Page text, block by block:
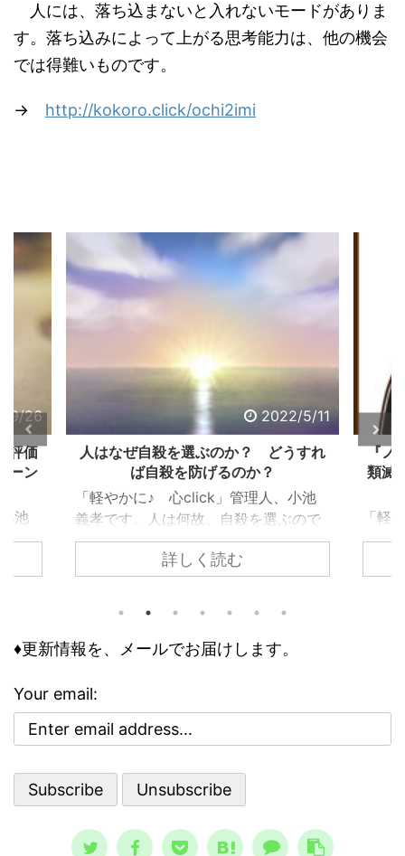
人には、落ち込まないと入れないモードがありま
す。落ち込みによって上がる思考能力は、他の機会
では得難いものです。
→ http://kokoro.click/ochi2imi
ぶのか？ どうすれ
げるのか？
」管理人、小池
故、自殺を選ぶので
るまで追い込まれ
神トーンの問題で
基本の大枠として知
精神状態 人は、ど
至るのか？ その精
っておくのは、周囲
的に広まっている
『ノストラダムスの大予言』に
類滅亡は、なぜ信じられ、エン
したのか？
「軽やかに♪ 心click」管理人、
義孝です。今回は、子供の頃にあ
『ノストラダムスの大予言』につ
て、お話しします。 子供の頃、
怖れ、その恐怖と不安が日常に溶
亡シナリオをエンタメとして楽し
奇妙な空気も存在していました
して親しまれた ノストラダムス
言、恐怖の大王とは？ ノストラ
♦更新情報を、メールでお届けします。
Your email: